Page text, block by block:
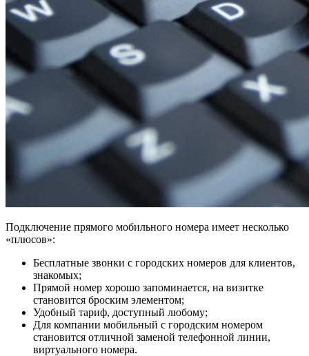
Подключение прямого мобильного номера имеет несколько
«плюсов»:
Бесплатные звонки с городских номеров для клиентов,
знакомых;
Прямой номер хорошо запоминается, на визитке
становится броским элементом;
Удобный тариф, доступный любому;
Для компании мобильный с городским номером
становится отличной заменой телефонной линии,
виртуального номера.